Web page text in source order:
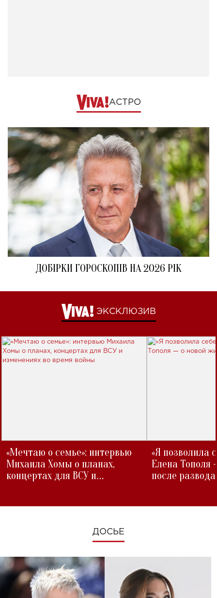
АСТРО
ДОБІРКИ ГОРОСКОПІВ НА 2026 РІК
ЭКСКЛЮЗИВ
«Мечтаю о семье»: интервью
Михаила Хомы о планах,
концертах для ВСУ и
«Я позволила
Елена Тополя
после развода
ДОСЬЕ